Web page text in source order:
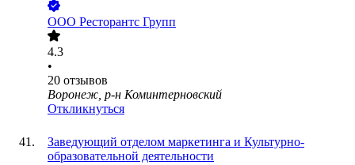
ООО Ресторантс Групп
4.3
•
20 отзывов
Воронеж, р-н Коминтерновский
Откликнуться
Заведующий отделом маркетинга и Культурно-
образовательной деятельности